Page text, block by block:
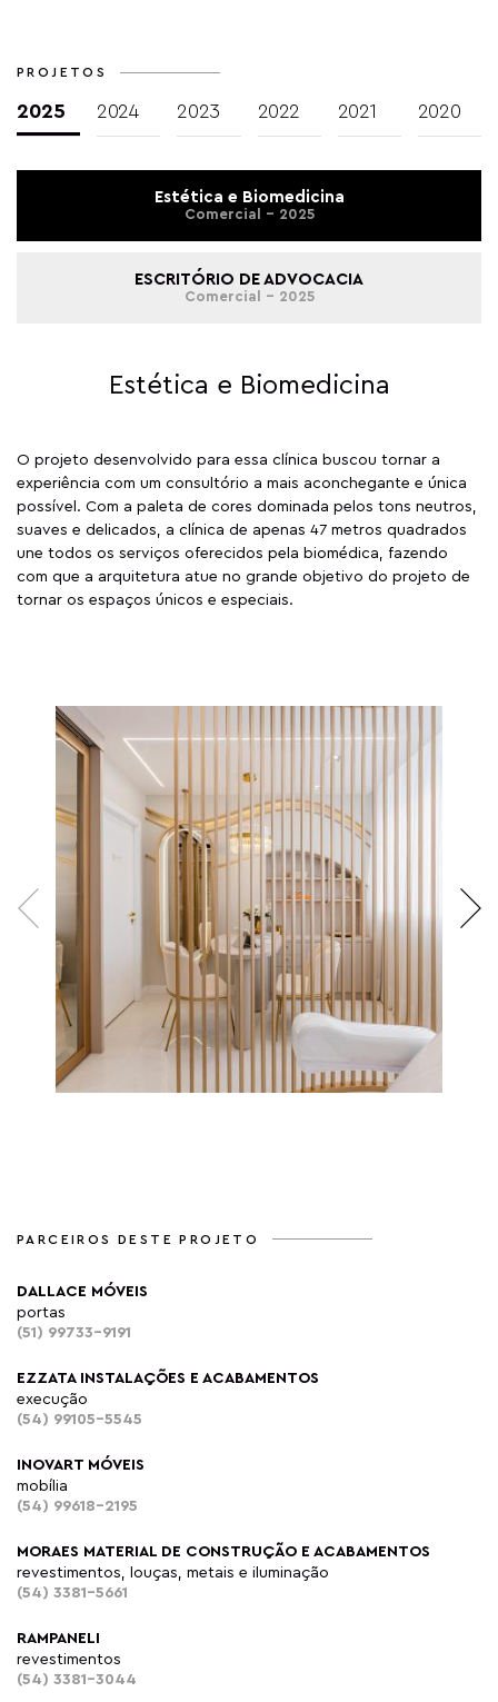
PROJETOS
2025 2024 2023 2022 2021 2020
Estética e Biomedicina
Comercial - 2025
ESCRITÓRIO DE ADVOCACIA
Comercial - 2025
Estética e Biomedicina
O projeto desenvolvido para essa clínica buscou tornar a
experiência com um con­sul­tório a mais aconchegante e úni­ca
possível. Com a paleta de cores do­minada pelos tons neutros,
suaves e delicados, a clínica de apenas 47 me­tros quadrados
une todos os serviços ofe­recidos pela biomédica, fazendo
com que a arquitetura atue no grande obje­tivo do projeto de
tornar os espaços únicos e especiais.
PARCEIROS DESTE PROJETO
DALLACE MÓVEIS
portas
(51) 99733-9191
EZZATA INSTALAÇÕES E ACABAMENTOS
execução
(54) 99105-5545
INOVART MÓVEIS
mobília
(54) 99618-2195
MORAES MATERIAL DE CONSTRUÇÃO E ACABAMENTOS
revestimentos, louças, metais e iluminação
(54) 3381-5661
RAMPANELI
revestimentos
(54) 3381-3044